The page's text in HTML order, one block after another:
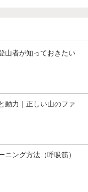
山者が知っておきたい
動力｜正しい山のファ
ニング方法（呼吸筋）